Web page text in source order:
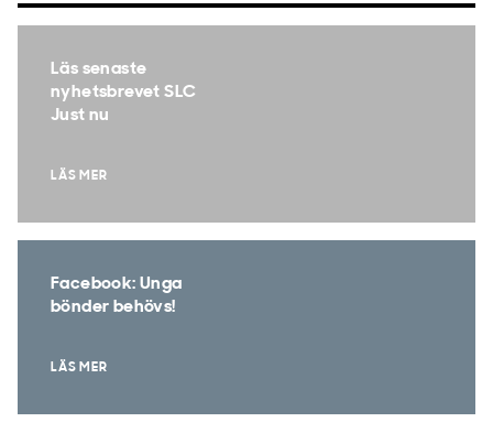
Läs senaste
nyhetsbrevet SLC
Just nu
LÄS MER
Facebook: Unga
bönder behövs!
LÄS MER